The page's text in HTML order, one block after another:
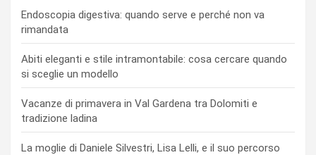
Endoscopia digestiva: quando serve e perché non va
rimandata
Abiti eleganti e stile intramontabile: cosa cercare quando
si sceglie un modello
Vacanze di primavera in Val Gardena tra Dolomiti e
tradizione ladina
La moglie di Daniele Silvestri, Lisa Lelli, e il suo percorso